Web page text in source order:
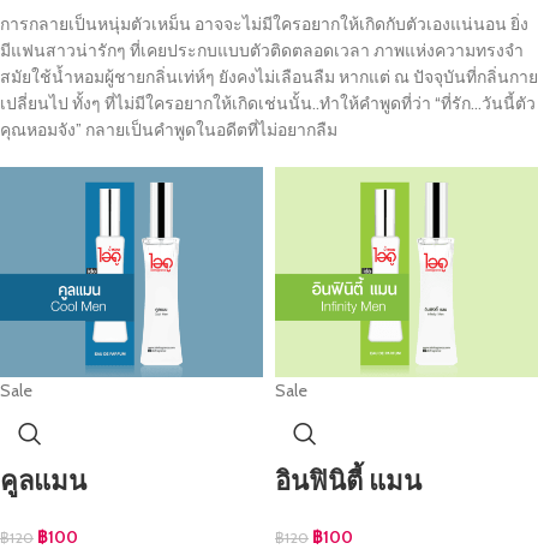
การกลายเป็นหนุ่มตัวเหม็น อาจจะไม่มีใครอยากให้เกิดกับตัวเองแน่นอน ยิ่ง
มีแฟนสาวน่ารักๆ ที่เคยประกบแบบตัวติดตลอดเวลา ภาพแห่งความทรงจำ
สมัยใช้น้ำหอมผู้ชายกลิ่นเท่ห์ๆ ยังคงไม่เลือนลืม หากแต่ ณ ปัจจุบันที่กลิ่นกาย
เปลี่ยนไป ทั้งๆ ที่ไม่มีใครอยากให้เกิดเช่นนั้น..ทำให้คำพูดที่ว่า “ที่รัก…วันนี้ตัว
คุณหอมจัง” กลายเป็นคำพูดในอดีตที่ไม่อยากลืม
Sale
คูลแมน
฿120 ฿100
Sale
อินฟินิตี้ แมน
฿120 ฿100